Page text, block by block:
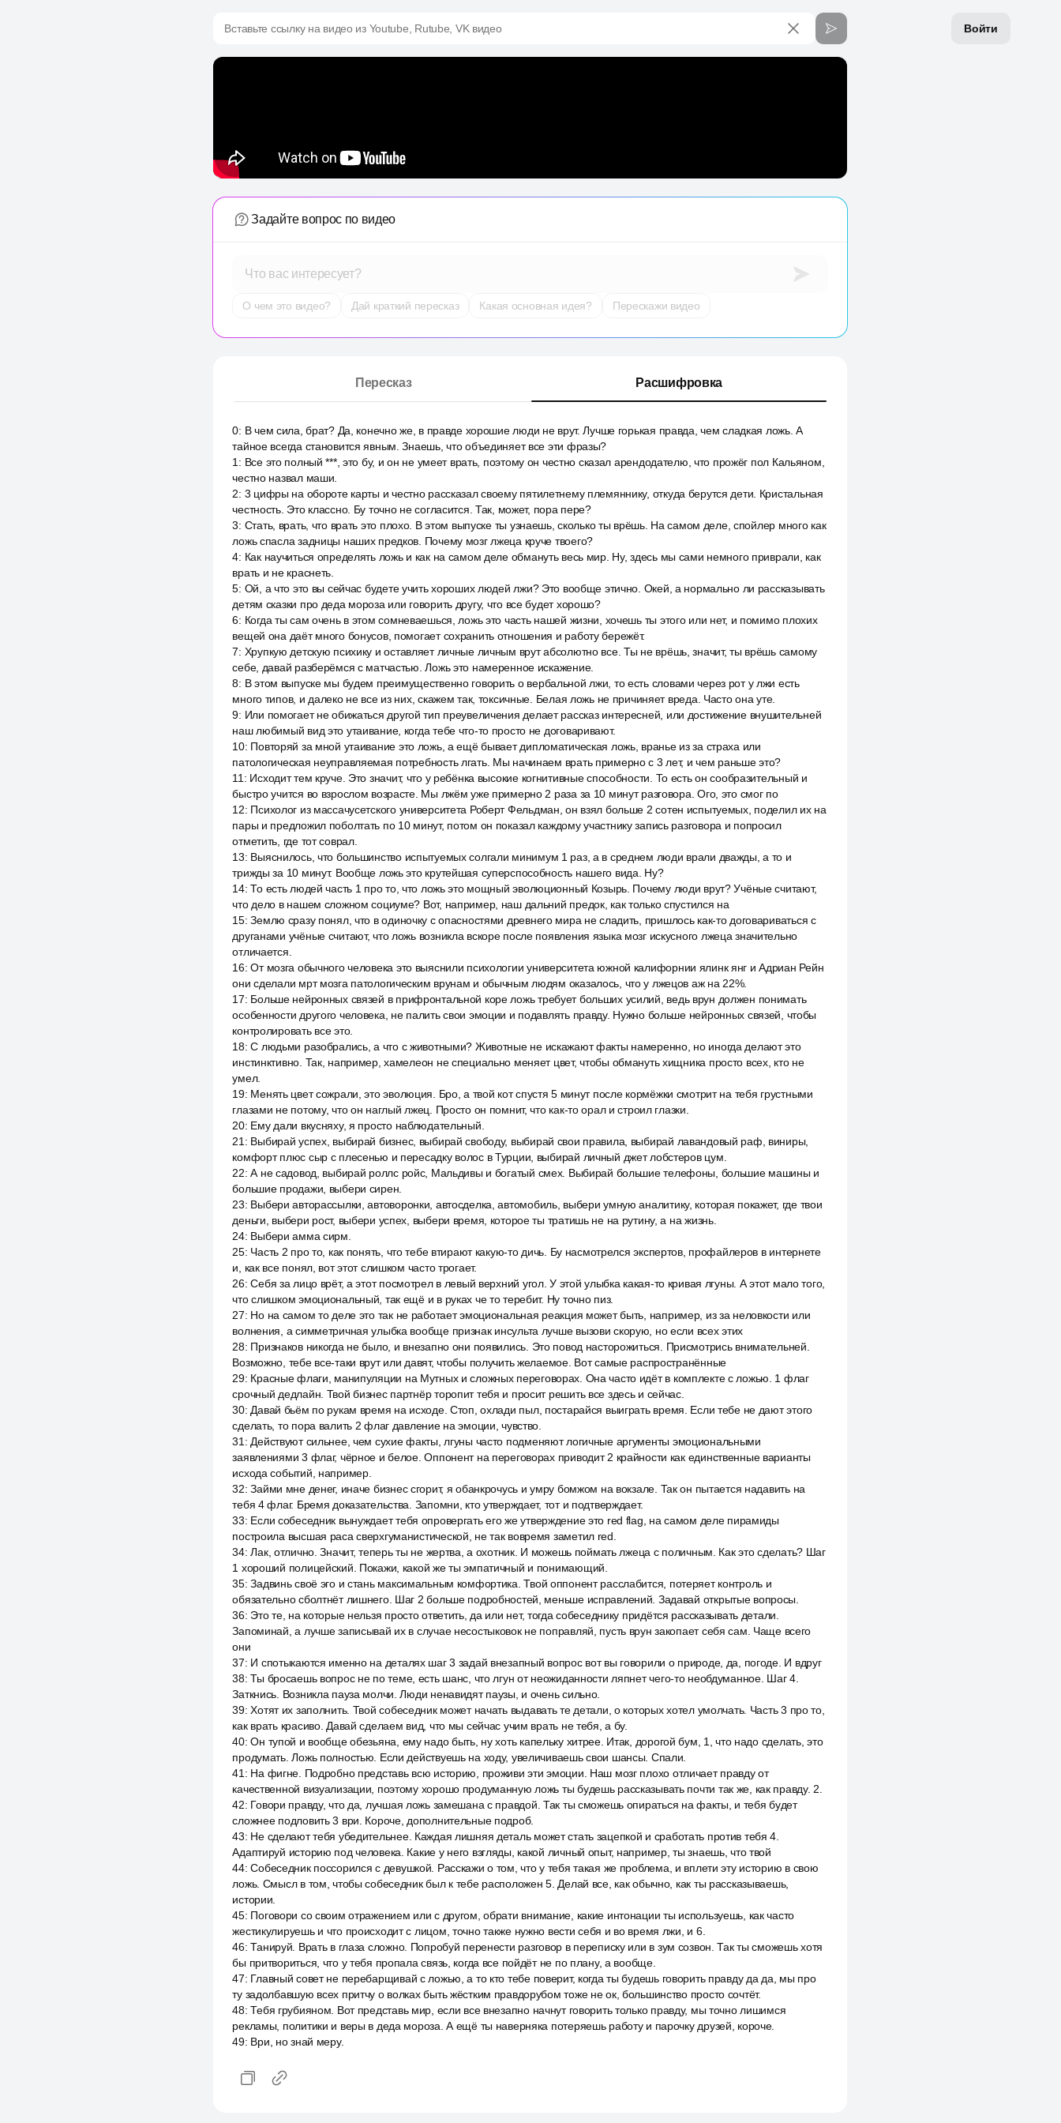
Войти
Вставьте ссылку на видео из Youtube, Rutube, VK видео
Задайте вопрос по видео
Что вас интересует?
О чем это видео? Дай краткий пересказ Какая основная идея? Перескажи видео
Пересказ Расшифровка
0: В чем сила, брат? Да, конечно же, в правде хорошие люди не врут. Лучше горькая правда, чем сладкая ложь. А
тайное всегда становится явным. Знаешь, что объединяет все эти фразы?
1 : Все это полный ***, это бу, и он не умеет врать, поэтому он честно сказал арендодателю, что прожёг пол Кальяном,
честно назвал маши.
2: 3 цифры на обороте карты и честно рассказал своему пятилетнему племяннику, откуда берутся дети. Кристальная
честность. Это классно. Бу точно не согласится. Так, может, пора пере?
3: Стать, врать, что врать это плохо. В этом выпуске ты узнаешь, сколько ты врёшь. На самом деле, спойлер много как
ложь спасла задницы наших предков. Почему мозг лжеца круче твоего?
4: Как научиться определять ложь и как на самом деле обмануть весь мир. Ну, здесь мы сами немного приврали, как
врать и не краснеть.
5: Ой, а что это вы сейчас будете учить хороших людей лжи? Это вообще этично. Окей, а нормально ли рассказывать
детям сказки про деда мороза или говорить другу, что все будет хорошо?
6: Когда ты сам очень в этом сомневаешься, ложь это часть нашей жизни, хочешь ты этого или нет, и помимо плохих
вещей она даёт много бонусов, помогает сохранить отношения и работу бережёт.
7: Хрупкую детскую психику и оставляет личные личным врут абсолютно все. Ты не врёшь, значит, ты врёшь самому
себе, давай разберёмся с матчастью. Ложь это намеренное искажение.
8: В этом выпуске мы будем преимущественно говорить о вербальной лжи, то есть словами через рот у лжи есть
много типов, и далеко не все из них, скажем так, токсичные. Белая ложь не причиняет вреда. Часто она уте.
9: Или помогает не обижаться другой тип преувеличения делает рассказ интересней, или достижение внушительней
наш любимый вид это утаивание, когда тебе что-то просто не договаривают.
10: Повторяй за мной утаивание это ложь, а ещё бывает дипломатическая ложь, вранье из за страха или
патологическая неуправляемая потребность лгать. Мы начинаем врать примерно с 3 лет, и чем раньше это?
11 : Исходит тем круче. Это значит, что у ребёнка высокие когнитивные способности. То есть он сообразительный и
быстро учится во взрослом возрасте. Мы лжём уже примерно 2 раза за 10 минут разговора. Ого, это смог по
12: Психолог из массачусетского университета Роберт Фельдман, он взял больше 2 сотен испытуемых, поделил их на
пары и предложил поболтать по 10 минут, потом он показал каждому участнику запись разговора и попросил
отметить, где тот соврал.
13: Выяснилось, что большинство испытуемых солгали минимум 1 раз, а в среднем люди врали дважды, а то и
трижды за 10 минут. Вообще ложь это крутейшая суперспособность нашего вида. Ну?
14:То есть людей часть 1 про то, что ложь это мощный эволюционный Козырь. Почему люди врут? Учёные считают,
что дело в нашем сложном социуме? Вот, например, наш дальний предок, как только спустился на
15:Землю сразу понял, что в одиночку с опасностями древнего мира не сладить, пришлось как-то договариваться с
друганами учёные считают, что ложь возникла вскоре после появления языка мозг искусного лжеца значительно
отличается.
16:От мозга обычного человека это выяснили психологии университета южной калифорнии ялинк янг и Адриан Рейн
они сделали мрт мозга патологическим врунам и обычным людям оказалось, что у лжецов аж на 22%.
17: Больше нейронных связей в прифронтальной коре ложь требует больших усилий, ведь врун должен понимать
особенности другого человека, не палить свои эмоции и подавлять правду. Нужно больше нейронных связей, чтобы
контролировать все это.
18:С людьми разобрались, а что с животными? Животные не искажают факты намеренно, но иногда делают это
инстинктивно. Так, например, хамелеон не специально меняет цвет, чтобы обмануть хищника просто всех, кто не
умел.
19: Менять цвет сожрали, это эволюция. Бро, а твой кот спустя 5 минут после кормёжки смотрит на тебя грустными
глазами не потому, что он наглый лжец. Просто он помнит, что как-то орал и строил глазки.
20: Ему дали вкусняху, я просто наблюдательный.
21 : Выбирай успех, выбирай бизнес, выбирай свободу, выбирай свои правила, выбирай лавандовый раф, виниры,
комфорт плюс сыр с плесенью и пересадку волос в Турции, выбирай личный джет лобстеров цум.
22:А не садовод, выбирай роллс ройс, Мальдивы и богатый смех. Выбирай большие телефоны, большие машины и
большие продажи, выбери сирен.
23: Выбери авторассылки, автоворонки, автосделка, автомобиль, выбери умную аналитику, которая покажет, где твои
деньги, выбери рост, выбери успех, выбери время, которое ты тратишь не на рутину, а на жизнь.
24: Выбери амма сирм.
25: Часть 2 про то, как понять, что тебе втирают какую-то дичь. Бу насмотрелся экспертов, профайлеров в интернете
и, как все понял, вот этот слишком часто трогает.
26:Себя за лицо врёт, а этот посмотрел в левый верхний угол. У этой улыбка какая-то кривая лгуны. А этот мало того,
что слишком эмоциональный, так ещё и в руках че то теребит. Ну точно пиз.
27: Но на самом то деле это так не работает эмоциональная реакция может быть, например, из за неловкости или
волнения, а симметричная улыбка вообще признак инсульта лучше вызови скорую, но если всех этих
28: Признаков никогда не было, и внезапно они появились. Это повод насторожиться. Присмотрись внимательней.
Возможно, тебе все-таки врут или давят, чтобы получить желаемое. Вот самые распространённые
29: Красные флаги, манипуляции на Мутных и сложных переговорах. Она часто идёт в комплекте с ложью. 1 флаг
срочный дедлайн. Твой бизнес партнёр торопит тебя и просит решить все здесь и сейчас.
30: Давай бьём по рукам время на исходе. Стоп, охлади пыл, постарайся выиграть время. Если тебе не дают этого
сделать, то пора валить 2 флаг давление на эмоции, чувство.
31 : Действуют сильнее, чем сухие факты, лгуны часто подменяют логичные аргументы эмоциональными
заявлениями 3 флаг, чёрное и белое. Оппонент на переговорах приводит 2 крайности как единственные варианты
исхода событий, например.
32:Займи мне денег, иначе бизнес сгорит, я обанкрочусь и умру бомжом на вокзале. Так он пытается надавить на
тебя 4 флаг. Бремя доказательства. Запомни, кто утверждает, тот и подтверждает.
33: Если собеседник вынуждает тебя опровергать его же утверждение это red flag, на самом деле пирамиды
построила высшая раса сверхгуманистической, не так вовремя заметил red.
34:Лак, отлично. Значит, теперь ты не жертва, а охотник. И можешь поймать лжеца с поличным. Как это сделать? Шаг
1 хороший полицейский. Покажи, какой же ты эмпатичный и понимающий.
35:Задвинь своё эго и стань максимальным комфортика. Твой оппонент расслабится, потеряет контроль и
обязательно сболтнёт лишнего. Шаг 2 больше подробностей, меньше исправлений. Задавай открытые вопросы.
36: Это те, на которые нельзя просто ответить, да или нет, тогда собеседнику придётся рассказывать детали.
Запоминай, а лучше записывай их в случае несостыковок не поправляй, пусть врун закопает себя сам. Чаще всего
они
37: И спотыкаются именно на деталях шаг 3 задай внезапный вопрос вот вы говорили о природе, да, погоде. И вдруг
38:Ты бросаешь вопрос не по теме, есть шанс, что лгун от неожиданности ляпнет чего-то необдуманное. Шаг 4.
Заткнись. Возникла пауза молчи. Люди ненавидят паузы, и очень сильно.
39:Хотят их заполнить. Твой собеседник может начать выдавать те детали, о которых хотел умолчать. Часть 3 про то,
как врать красиво. Давай сделаем вид, что мы сейчас учим врать не тебя, а бу.
40:Он тупой и вообще обезьяна, ему надо быть, ну хоть капельку хитрее. Итак, дорогой бум, 1, что надо сделать, это
продумать. Ложь полностью. Если действуешь на ходу, увеличиваешь свои шансы. Спали.
41 : На фигне. Подробно представь всю историю, проживи эти эмоции. Наш мозг плохо отличает правду от
качественной визуализации, поэтому хорошо продуманную ложь ты будешь рассказывать почти так же, как правду. 2.
42: Говори правду, что да, лучшая ложь замешана с правдой. Так ты сможешь опираться на факты, и тебя будет
сложнее подловить 3 ври. Короче, дополнительные подроб.
43: Не сделают тебя убедительнее. Каждая лишняя деталь может стать зацепкой и сработать против тебя 4.
Адаптируй историю под человека. Какие у него взгляды, какой личный опыт, например, ты знаешь, что твой
44:Собеседник поссорился с девушкой. Расскажи о том, что у тебя такая же проблема, и вплети эту историю в свою
ложь. Смысл в том, чтобы собеседник был к тебе расположен 5. Делай все, как обычно, как ты рассказываешь,
истории.
45: Поговори со своим отражением или с другом, обрати внимание, какие интонации ты используешь, как часто
жестикулируешь и что происходит с лицом, точно также нужно вести себя и во время лжи, и 6.
46:Танируй. Врать в глаза сложно. Попробуй перенести разговор в переписку или в зум созвон. Так ты сможешь хотя
бы притвориться, что у тебя пропала связь, когда все пойдёт не по плану, а вообще.
47: Главный совет не перебарщивай с ложью, а то кто тебе поверит, когда ты будешь говорить правду да да, мы про
ту задолбавшую всех притчу о волках быть жёстким правдорубом тоже не ок, большинство просто сочтёт.
48:Тебя грубияном. Вот представь мир, если все внезапно начнут говорить только правду, мы точно лишимся
рекламы, политики и веры в деда мороза. А ещё ты наверняка потеряешь работу и парочку друзей, короче.
49: Ври, но знай меру.